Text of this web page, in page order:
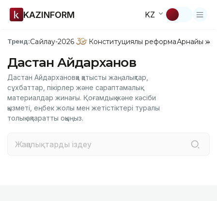
KAZINFORM KZ
Тренд:Сайлау-2026 Конституциялық реформаАрнайы
Дастан Айдарханов
Дастан Айдархановқа қатысты жаңалықтар,
сұхбаттар, пікірлер және сараптамалық
материалдар жинағы. Қоғамдық және кәсіби
қызметі, еңбек жолы мен жетістіктері туралы
толық ақпаратты оқыңыз.